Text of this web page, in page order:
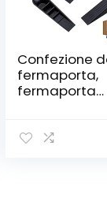
Confezione
fermaporta,
fermaporta
porta e porta